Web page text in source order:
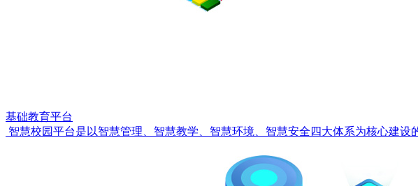
基础教育平台
智慧校园平台是以智慧管理、智慧教学、智慧环境、智慧安全四大体系为核心建